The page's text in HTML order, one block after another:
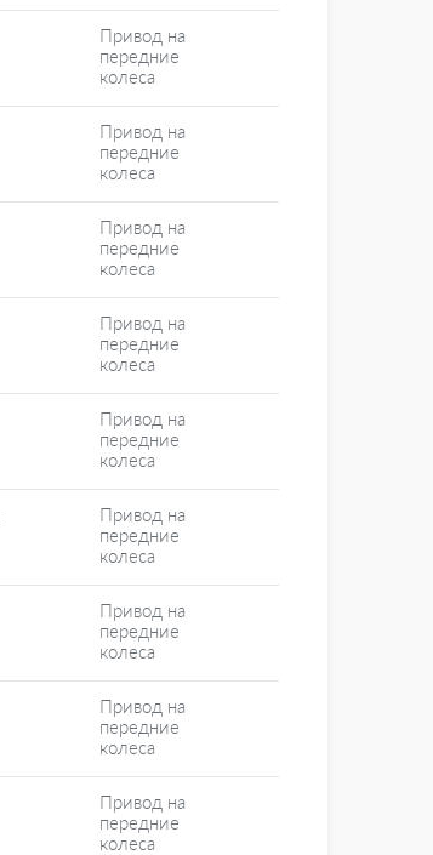
Привод на
передние
колеса
Привод на
передние
колеса
Привод на
передние
колеса
Привод на
передние
колеса
Привод на
передние
колеса
Привод на
передние
колеса
Привод на
передние
колеса
Привод на
передние
колеса
Привод на
передние
колеса